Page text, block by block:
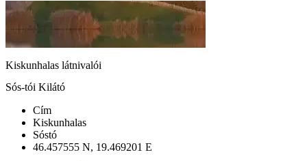
Kiskunhalas látnivalói
Sós-tói Kilátó
Cím
Kiskunhalas
Sóstó
46.457555 N, 19.469201 E